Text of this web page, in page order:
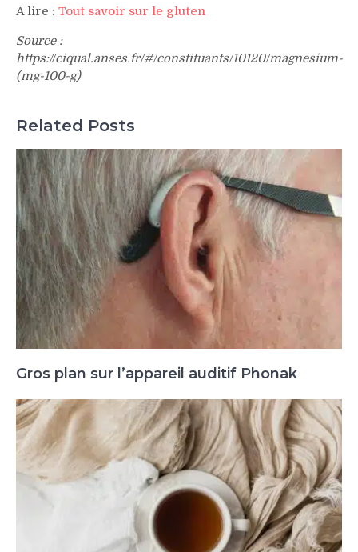
A lire : Tout savoir sur le gluten
Source :
https://ciqual.anses.fr/#/constituants/10120/magnesium-
(mg-100-g)
Related Posts
Gros plan sur l’appareil auditif Phonak